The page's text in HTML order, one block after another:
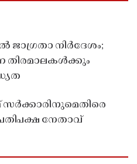
ജാഗ്രതാ നിർദേശം;
തിരമാലകൾക്കും
നേതാവ്